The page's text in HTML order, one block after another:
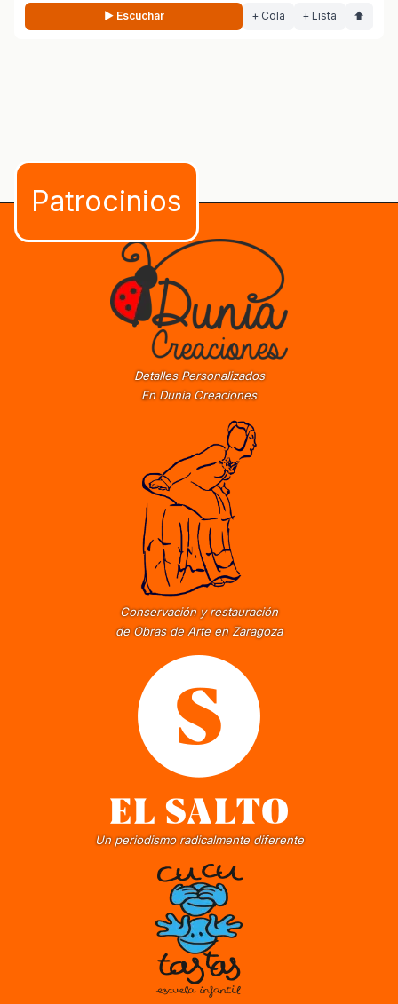
▶ Escuchar + Cola + Lista ⬆
Detalles Personalizados
En Dunia Creaciones
Conservación y restauración
de Obras de Arte en Zaragoza
Un periodismo radicalmente diferente